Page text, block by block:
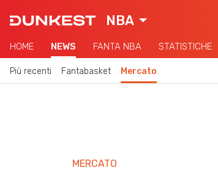
NBA
HOME NEWS FANTA NBA STATISTICHE
Più recenti Fantabasket Mercato
MERCATO